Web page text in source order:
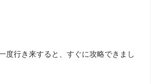
度行き来すると、すぐに攻略できまし